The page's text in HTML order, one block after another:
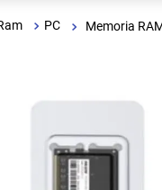
PC Memoria